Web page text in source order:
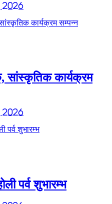
2026
सांस्कृतिक कार्यक्रम
2026
पर्व शुभारम्भ